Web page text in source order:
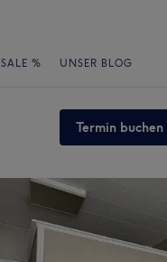
SALE % UNSER BLOG
Termin buchen